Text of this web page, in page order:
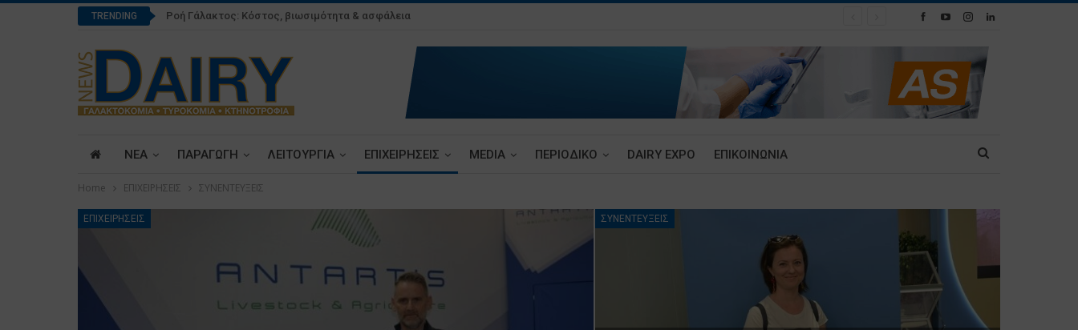
TRENDING Ροή Γάλακτος: Κόστος, βιωσιμότητα & ασφάλεια
ΝΕΑ ΠΑΡΑΓΩΓΗ ΛΕΙΤΟΥΡΓΙΑ ΕΠΙΧΕΙΡΗΣΕΙΣ MEDIA ΠΕΡΙΟΔΙΚΟ DAIRY EXPO ΕΠΙΚΟΙΝΩΝΙΑ
Home ΕΠΙΧΕΙΡΗΣΕΙΣ ΣΥΝΕΝΤΕΥΞΕΙΣ
ΕΠΙΧΕΙΡΗΣΕΙΣ ΣΥΝΕΝΤΕΥΞΕΙΣ